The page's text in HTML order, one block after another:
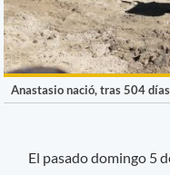
Anastasio nació, tras 504
El pasado domingo 5